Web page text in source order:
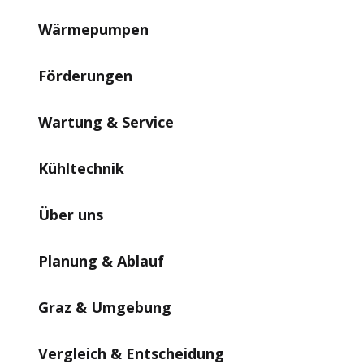
Wärmepumpen
Förderungen
Wartung & Service
Kühltechnik
Über uns
Planung & Ablauf
Graz & Umgebung
Vergleich & Entscheidung